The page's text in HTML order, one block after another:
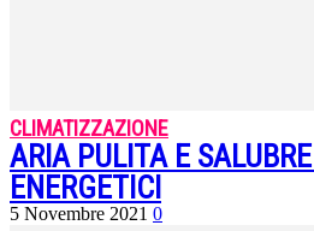
CLIMATIZZAZIONE
ARIA PULITA E
ENERGETICI
5 Novembre 2021 0